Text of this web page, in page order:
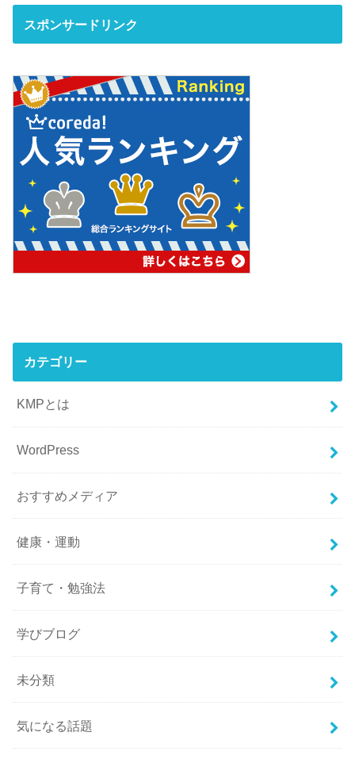
スポンサードリンク
カテゴリー
KMPとは
WordPress
おすすめメディア
健康・運動
子育て・勉強法
学びブログ
未分類
気になる話題